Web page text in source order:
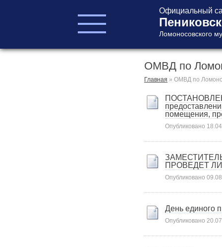
Официальный
Ломоносовского
ОМВД по
Главная » ОМВД по
помещения,
Опубликовано
ПРОВЕДЕТ
Опубликовано
День единого
Опубликовано